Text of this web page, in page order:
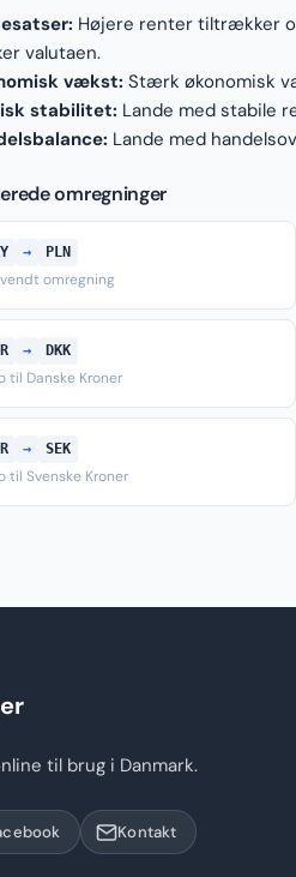
Højere renter tiltrækker
valutaen.
vækst: Stærk økonomisk
stabilitet: Lande med stabile
Lande med
omregninger
→ PLN
omregning
→ DKK
til Danske Kroner
→ SEK
til Svenske Kroner
til brug i Danmark.
Kontakt